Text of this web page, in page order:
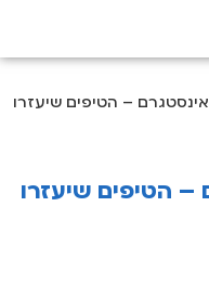
– הטיפים שיעזרו
הטיפים שיעזרו